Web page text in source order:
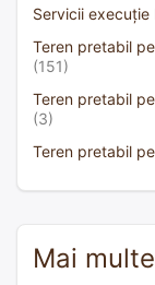
Servicii
Teren pretabil
(151)
Teren pretabil
(3)
Teren pretabil
Mai